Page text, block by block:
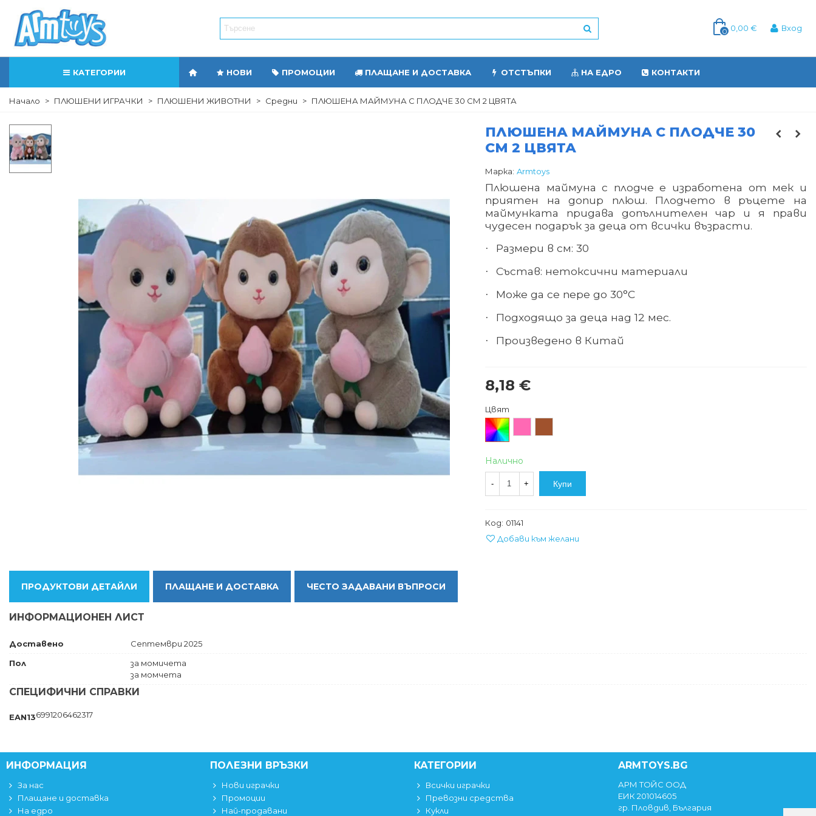
0 0,00 € Вход
КАТЕГОРИИ НОВИ ПРОМОЦИИ ПЛАЩАНЕ И ДОСТАВКА ОТСТЪПКИ НА ЕДРО КОНТАКТИ
Начало > ПЛЮШЕНИ ИГРАЧКИ > ПЛЮШЕНИ ЖИВОТНИ > Средни > ПЛЮШЕНА МАЙМУНА С ПЛОДЧЕ 30 СМ 2 ЦВЯТА
ПЛЮШЕНА МАЙМУНА С ПЛОДЧЕ 30
СМ 2 ЦВЯТА
Марка: Armtoys
Плюшена маймуна с плодче е изработена от мек и
приятен на допир плюш. Плодчето в ръцете на
маймунката придава допълнителен чар и я прави
чудесен подарък за деца от всички възрасти.
· Размери в см: 30
· Състав: нетоксични материали
· Може да се пере до 30°С
· Подходящо за деца над 12 мес.
· Произведено в Китай
8,18 €
Цвят
Произволен/
микс
Налично
- + Купи
Код: 01141
Добави към желани
ПРОДУКТОВИ ДЕТАЙЛИ ПЛАЩАНЕ И ДОСТАВКА ЧЕСТО ЗАДАВАНИ ВЪПРОСИ
ИНФОРМАЦИОНЕН ЛИСТ
Доставено
Септември 2025
Пол
за момичета
за момчета
СПЕЦИФИЧНИ СПРАВКИ
EAN136991206462317
ИНФОРМАЦИЯ
За нас
Плащане и доставка
На едро
ПОЛЕЗНИ ВРЪЗКИ
Нови играчки
Промоции
Най-продавани
КАТЕГОРИИ
Всички играчки
Превозни средства
Кукли
ARMTOYS.BG
АРМ ТОЙС ООД
ЕИК 201014605
гр. Пловдив, България